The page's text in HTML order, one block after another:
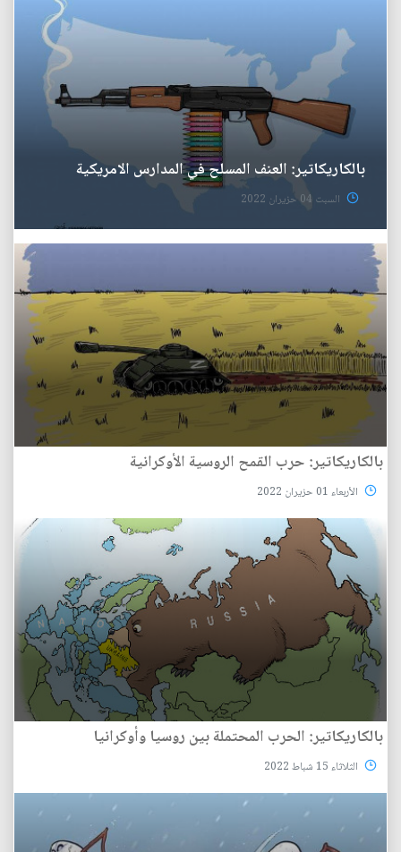
بالكاريكاتير: العنف المسلح في المدارس الامريكية
السبت 04 حزيران 2022
بالكاريكاتير: حرب القمح الروسية الأوكرانية
الأربعاء 01 حزيران 2022
بالكاريكاتير: الحرب المحتملة بين روسيا وأوكرانيا
الثلاثاء 15 شباط 2022